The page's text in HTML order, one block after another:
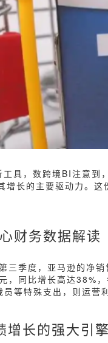
具，数跨境BI注意到
增长的主要驱动力。这
财务数据解读
三季度，亚马逊的净
，同比增长高达38%
等特殊支出，则运营
增长的强大引